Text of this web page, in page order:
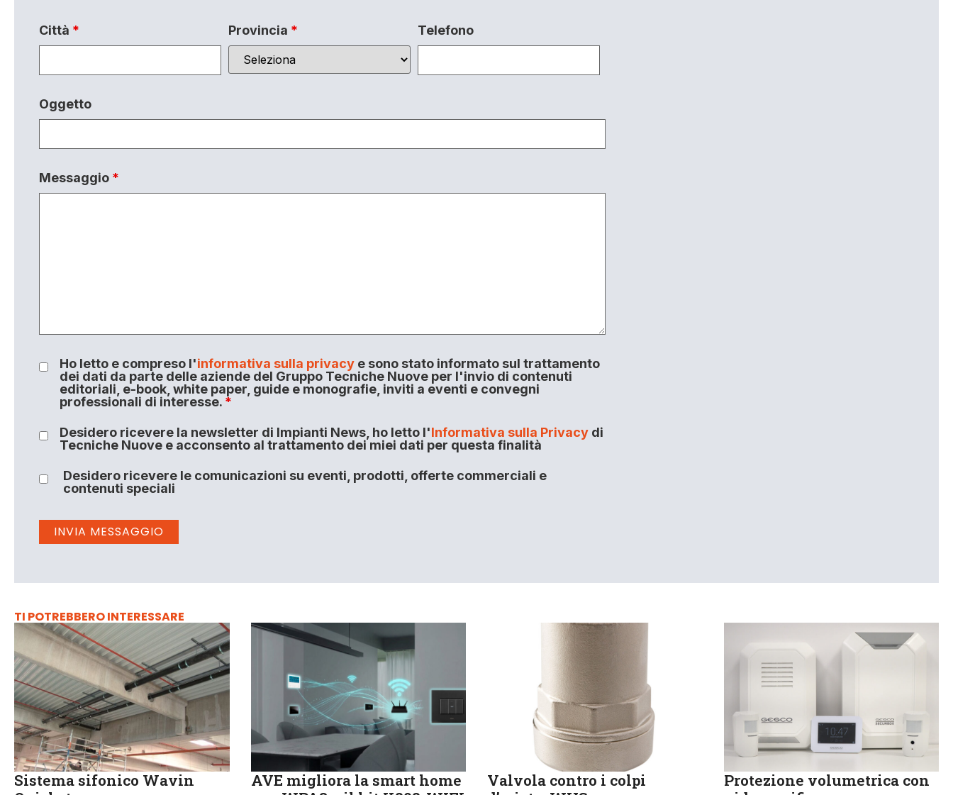
Città * Provincia * Telefono
Oggetto
Messaggio *
Ho letto e compreso l'informativa sulla privacye sono stato informato sul trattamento
dei dati da parte delle aziende del Gruppo Tecniche Nuove per l'invio di contenuti
editoriali, e-book, white paper, guide e monografie, inviti a eventi e convegni
professionali di interesse. *
Desidero ricevere la newsletter di Impianti News, ho letto l'Informativa sulla Privacydi
Tecniche Nuove e acconsento al trattamento dei miei dati per questa finalità
Desidero ricevere le comunicazioni su eventi, prodotti, offerte commerciali e
contenuti speciali
TI POTREBBERO INTERESSARE
Sistema sifonico Wavin
AVE migliora la smart home
Valvola contro i colpi
Protezione volumetrica con